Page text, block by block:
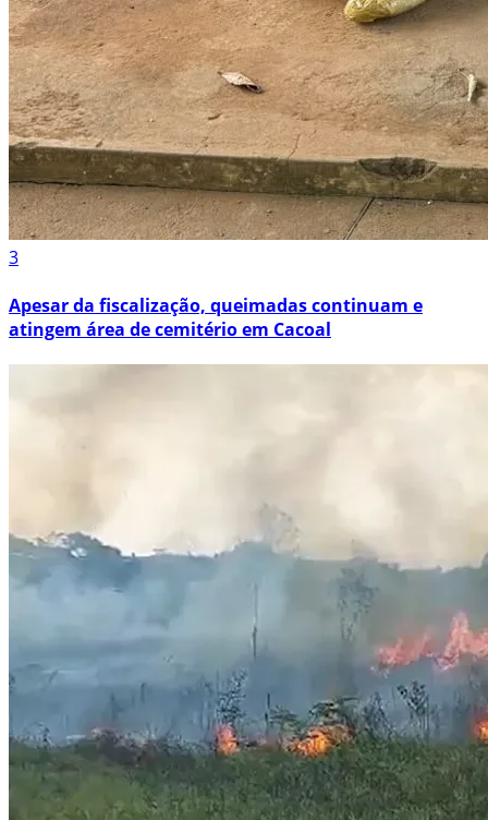
3
Apesar da fiscalização, queimadas continuam e
atingem área de cemitério em Cacoal